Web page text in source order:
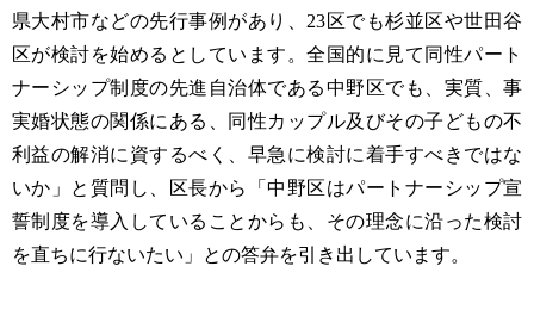
県大村市などの先行事例があり、23区でも杉並区や世田谷
区が検討を始めるとしています。全国的に見て同性パート
ナーシップ制度の先進自治体である中野区でも、実質、事
実婚状態の関係にある、同性カップル及びその子どもの不
利益の解消に資するべく、早急に検討に着手すべきではな
いか」と質問し、区長から「中野区はパートナーシップ宣
誓制度を導入していることからも、その理念に沿った検討
を直ちに行ないたい」との答弁を引き出しています。